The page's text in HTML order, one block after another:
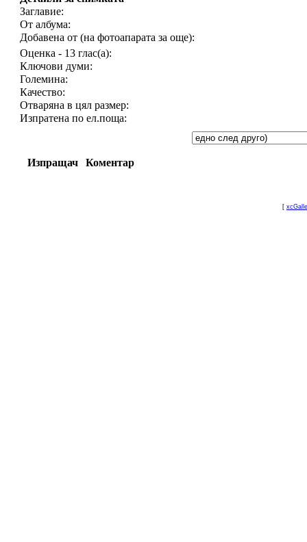
Заглавие:
От албума:
Добавена от (на фотоапарата за още):
Оценка - 13 глас(а):
Ключови думи:
Големина:
Качество:
Отваряна в цял размер:
Изпратена по ел.поща:
Изпращач Коментар
[